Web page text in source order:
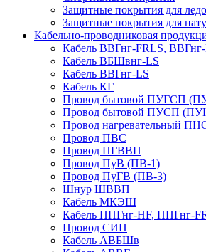
Защитные покрытия для
Защитные покрытия для
Кабельно-проводниковая
Кабель ВВГнг-FRLS,
Кабель ВБШвнг-LS
Кабель ВВГнг-LS
Кабель КГ
Провод бытовой ПУГСП
Провод бытовой ПУСП
Провод нагревательный
Провод ПВС
Провод ПГВВП
Провод ПуВ (ПВ-1)
Провод ПуГВ (ПВ-3)
Шнур ШВВП
Кабель МКЭШ
Кабель ППГнг-HF, ППГнг-
Провод СИП
Кабель АВБШв